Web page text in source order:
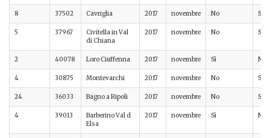
8 37502 Cavriglia 2017 novembre No Sì
5 37967
Civitella in Val
di Chiana
2017 novembre No Sì
2 40078 Loro Ciuffenna 2017 novembre Sì No
4 30875 Montevarchi 2017 novembre No Sì
24 36033 Bagno a Ripoli 2017 novembre No Sì
4 39013
Barberino Val d
Elsa
2017 novembre Sì No